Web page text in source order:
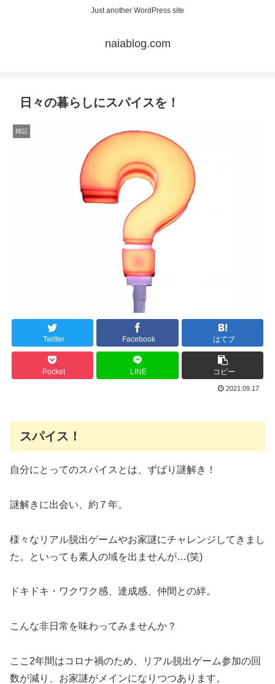
Just another WordPress site
naiablog.com
日々の暮らしにスパイスを！
雑記
Twitter Facebook はてブ
Pocket LINE コピー
2021.09.17
スパイス！
自分にとってのスパイスとは、ずばり謎解き！
謎解きに出会い、約７年。
様々なリアル脱出ゲームやお家謎にチャレンジしてきまし
た。といっても素人の域を出ませんが…(笑)
ドキドキ・ワクワク感、達成感、仲間との絆。
こんな非日常を味わってみませんか？
ここ2年間はコロナ禍のため、リアル脱出ゲーム参加の回
数が減り、お家謎がメインになりつつあります。